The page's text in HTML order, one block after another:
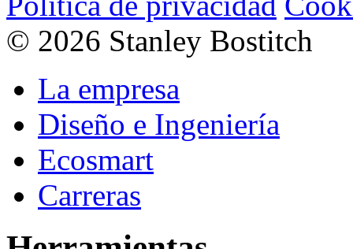
© 2026 Stanley Bostitch
La empresa
Diseño e Ingeniería
Ecosmart
Carreras